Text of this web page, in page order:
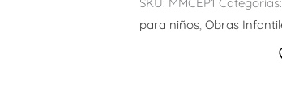
para niños Obras